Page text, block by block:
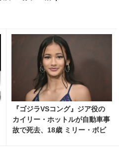
『ゴジラVSコング』ジア役の
カイリー・ホットルが自動車事
故で死去、18歳 ミリー・ボビ